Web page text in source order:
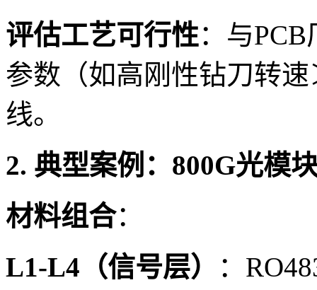
评估工艺可行性：与
参数（如高刚性钻刀转
线。
2. 典型案例：800G光模
材料组合：
L1-L4（信号层）
：